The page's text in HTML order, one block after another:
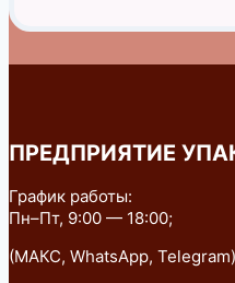
ПРЕДПРИЯТИЕ
График работы:
Пн–Пт, 9:00 — 18:00;
(МАКС, WhatsApp, Telegram)